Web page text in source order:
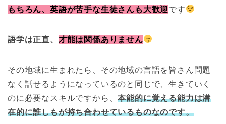
もちろん、英語が苦手な生徒さんも大歓迎です
語学は正直、 才能は関係ありません
その地域に生まれたら、その地域の言語を皆さん問題
なく話せるようになっているのと同じで、生きていく
のに必要なスキルですから、本能的に覚える能力は潜
在的に誰しもが持ち合わせているものなのです。